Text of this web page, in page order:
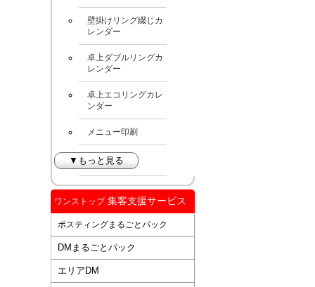
壁掛けリング綴じカ
レンダー
卓上ダブルリングカ
レンダー
卓上エコリングカレ
ンダー
メニュー印刷
▼もっと見る
ワンストップ集客支援サービス
ポスティングまるごとパック
DMまるごとパック
エリアDM